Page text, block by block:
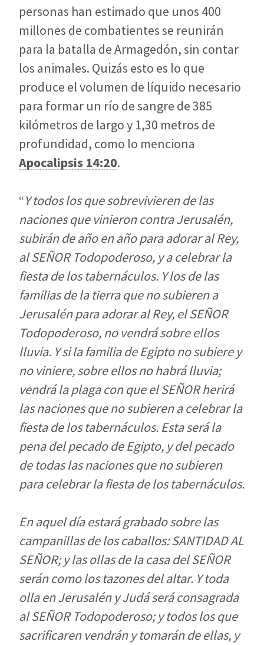
personas han estimado que unos 400
millones de combatientes se reunirán
para la batalla de Armagedón, sin contar
los animales. Quizás esto es lo que
produce el volumen de líquido necesario
para formar un río de sangre de 385
kilómetros de largo y 1,30 metros de
profundidad, como lo menciona
Apocalipsis 14:20.
“Y todos los que sobrevivieren de las
naciones que vinieron contra Jerusalén,
subirán de año en año para adorar al Rey,
al SEÑOR Todopoderoso, y a celebrar la
fiesta de los tabernáculos. Y los de las
familias de la tierra que no subieren a
Jerusalén para adorar al Rey, el SEÑOR
Todopoderoso, no vendrá sobre ellos
lluvia. Y si la familia de Egipto no subiere y
no viniere, sobre ellos no habrá lluvia;
vendrá la plaga con que el SEÑOR herirá
las naciones que no subieren a celebrar la
fiesta de los tabernáculos. Esta será la
pena del pecado de Egipto, y del pecado
de todas las naciones que no subieren
para celebrar la fiesta de los tabernáculos.
En aquel día estará grabado sobre las
campanillas de los caballos: SANTIDAD AL
SEÑOR; y las ollas de la casa del SEÑOR
serán como los tazones del altar. Y toda
olla en Jerusalén y Judá será consagrada
al SEÑOR Todopoderoso; y todos los que
sacrificaren vendrán y tomarán de ellas, y